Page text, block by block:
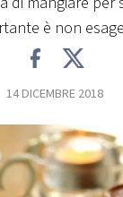
è non
14 DICEMBRE 2018